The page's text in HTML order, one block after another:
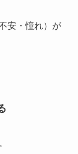
安・憧れ）が